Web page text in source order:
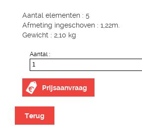
Aantal elementen : 5
Afmeting ingeschoven : 1,22m.
Gewicht : 2,10 kg
Aantal :
Prijsaanvraag
Terug